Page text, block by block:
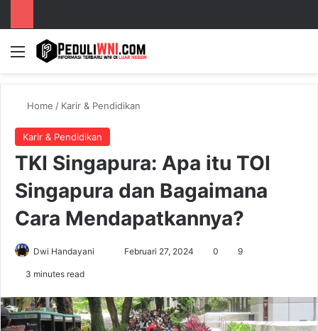
Menu
Home / Karir & Pendidikan
Karir & Pendidikan
TKI Singapura: Apa itu TOI
Singapura dan Bagaimana
Cara Mendapatkannya?
Dwi Handayani
d
a
Februari 27, 2024 0 9
3 minutes read